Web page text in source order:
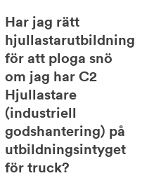
Har jag rätt
hjullastarutbildning
för att ploga snö
om jag har C2
Hjullastare
(industriell
godshantering) på
utbildningsintyget
för truck?